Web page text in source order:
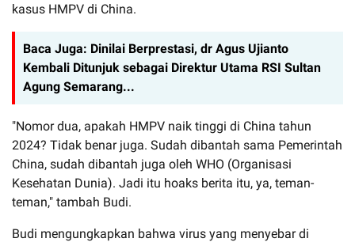
kasus HMPV di China.
Baca Juga: Dinilai Berprestasi, dr Agus Ujianto
Kembali Ditunjuk sebagai Direktur Utama RSI Sultan
Agung Semarang...
"Nomor dua, apakah HMPV naik tinggi di China tahun
2024? Tidak benar juga. Sudah dibantah sama Pemerintah
China, sudah dibantah juga oleh WHO (Organisasi
Kesehatan Dunia). Jadi itu hoaks berita itu, ya, teman-
teman," tambah Budi.
Budi mengungkapkan bahwa virus yang menyebar di